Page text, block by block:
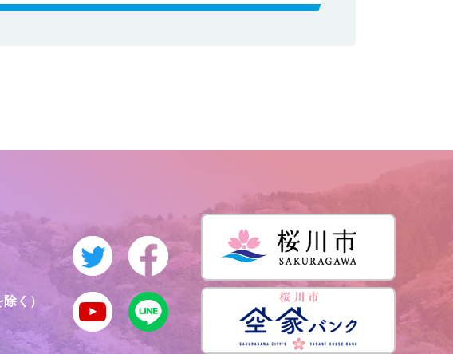
く）
桜川市公式Twitter桜川市公式Facebook
桜川市公式Youtube桜川市公式LINE